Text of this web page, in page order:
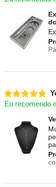
Eu recomendo